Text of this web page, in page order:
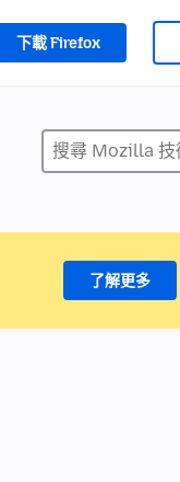
下載 Firefox
了解更多